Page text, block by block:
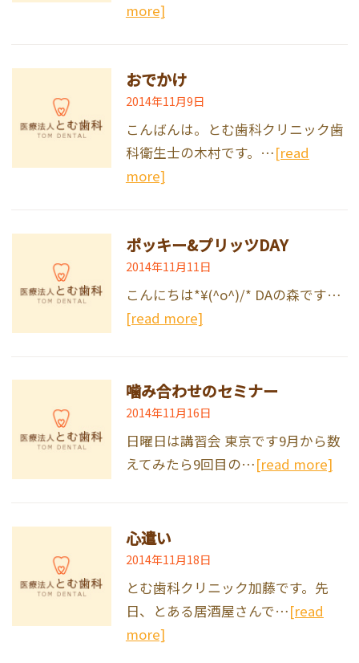
more]
おでかけ
2014年11月9日
こんばんは。とむ歯科クリニック歯
科衛生士の木村です。…[read
more]
ポッキー&プリッツDAY
2014年11月11日
こんにちは*¥(^o^)/* DAの森です…
[read more]
噛み合わせのセミナー
2014年11月16日
日曜日は講習会 東京です9月から数
えてみたら9回目の…[read more]
心遣い
2014年11月18日
とむ歯科クリニック加藤です。先
日、とある居酒屋さんで…[read
more]